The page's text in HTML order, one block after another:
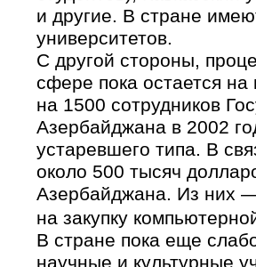
и другие. В стране
университетов.
С другой стороны,
сфере пока остается
на 1500 сотрудников
Азербайджана в 2002
устаревшего типа. В
около 500 тысяч
Азербайджана. Из них
на закупку
В стране пока еще
научные и культурные